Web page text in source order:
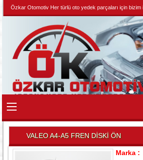
Özkar Otomotiv Her türlü oto yedek parçaları için bizim
VALEO A4-A5 FREN DİSKİ ÖN
Marka :